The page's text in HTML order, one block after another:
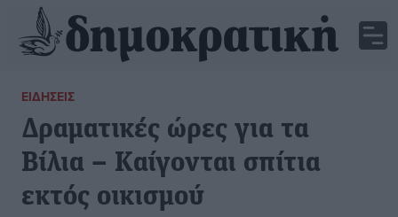
ΕΙΔΉΣΕΙΣ
Δραματικές ώρες για τα
Βίλια – Καίγονται σπίτια
εκτός οικισμού